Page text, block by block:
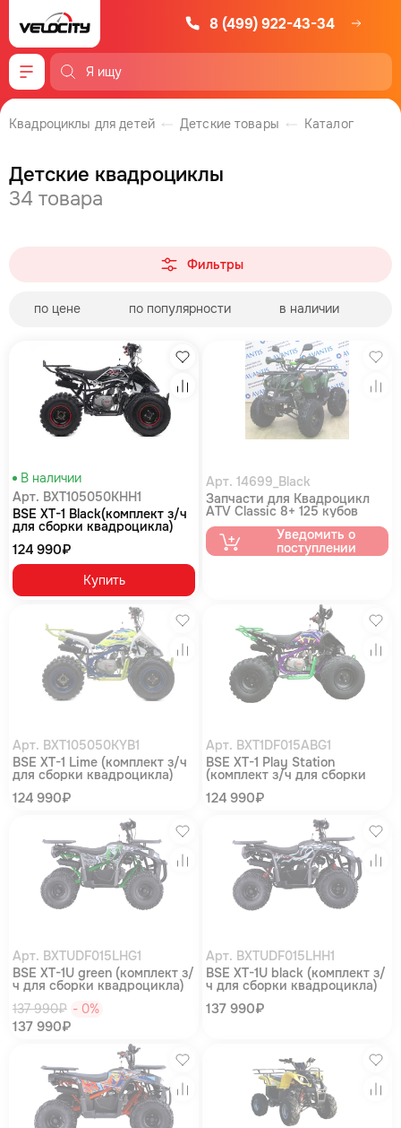
8 (499) 922-43-34
Меню
Каталог
Детские товары
Квадроциклы для детей
Детские квадроциклы
34 товара
Фильтры
по цене по популярности в наличии
Избранное
Сравнение
В наличии
Арт. BXT105050KHH1
BSE XT-1 Black(комплект з/ч
для сборки квадроцикла)
124 990₽
Купить
Арт. 14699_Black
Запчасти для Квадроцикл
ATV Classic 8+ 125 кубов
черный
Уведомить о
поступлении
Избранное
Сравнение
Арт. BXT105050KYB1
BSE XT-1 Lime (комплект з/ч
для сборки квадроцикла)
124 990₽
Арт. BXT1DF015ABG1
BSE XT-1 Play Station
(комплект з/ч для сборки
124 990₽
Избранное
Сравнение
Арт. BXTUDF015LHG1
BSE XT-1U green (комплект з/
ч для сборки квадроцикла)
137 990₽ - 0%
137 990₽
Арт. BXTUDF015LHH1
BSE XT-1U black (комплект з/
ч для сборки квадроцикла)
137 990₽
Избранное
Сравнение